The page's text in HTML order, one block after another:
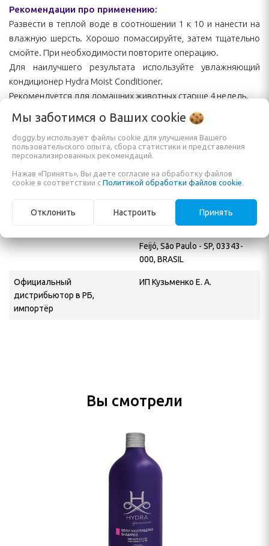
Рекомендации про применению:
Развести в теплой воде в соотношении 1 к 10 и нанести на
влажную шерсть. Хорошо помассируйте, затем тщательно
смойте. При необходимости повторите операцию.
Для наилучшего результата используйте увлажняющий
кондиционер Hydra Moist Conditioner.
Рекомендуется для домашних животных старше 4 недель.
Характеристики
Назначение Шампунь
Производитель HYDRA
Feijó, São Paulo - SP, 03343-
000, BRASIL
Официальный
дистрибьютор в РБ,
импортёр
ИП Кузьменко Е. А.
Вы смотрели
Мы заботимся о Ваших cookie
doggy.by использует файлы cookie для улучшения Вашего
пользовательского опыта, сбора статистики и представления
персонализированных рекомендаций.
Нажав «Принять», Вы даете согласие на обработку файлов
cookie в соответствии с Политикой обработки файлов cookie.
Отклонить Настроить Принять